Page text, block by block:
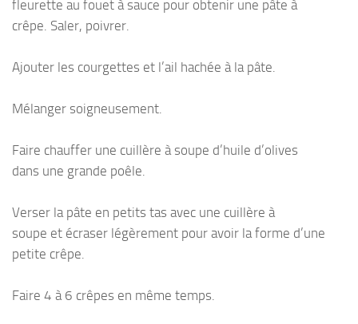
fleurette au fouet à sauce pour obtenir une pâte à
crêpe. Saler, poivrer.
Ajouter les courgettes et l’ail hachée à la pâte.
Mélanger soigneusement.
Faire chauffer une cuillère à soupe d’huile d’olives
dans une grande poêle.
Verser la pâte en petits tas avec une cuillère à
soupe et écraser légèrement pour avoir la forme d’une
petite crêpe.
Faire 4 à 6 crêpes en même temps.